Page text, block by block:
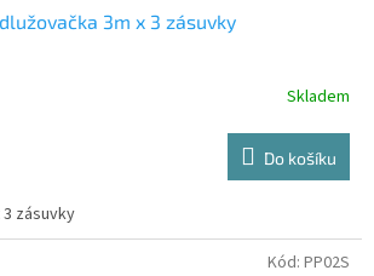
3m x 3 zásuvky
Skladem
Do košíku
zásuvky
Kód: PP02S